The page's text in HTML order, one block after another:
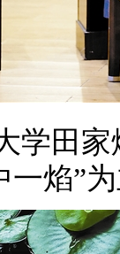
田家
一焰”